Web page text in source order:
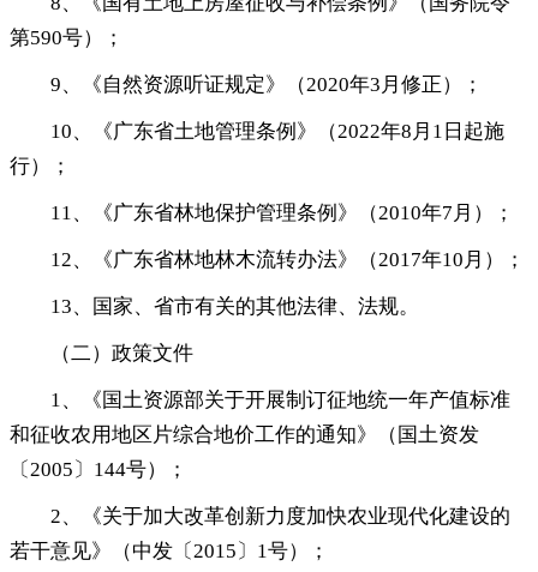
第590号）
；
9、《自然资源听证规定》（2020年3月修正） ；
10、《广东省土地管理条例》（2022年8月1日起施
行）
；
11、《广东省林地保护管理条例》（2010年7月） ；
12、《广东省林地林木流转办法》（2017年10月） ；
13、国家、省市有关的其他法律、法规。
（二）政策文件
1、《国土资源部关于开展制订征地统一年产值标准
和征收农用地区片综合地价工作的通知》（国土资发
〔2005〕144号）
；
2、《关于加大改革创新力度加快农业现代化建设的
若干意见》（中发〔2015〕1号）
；